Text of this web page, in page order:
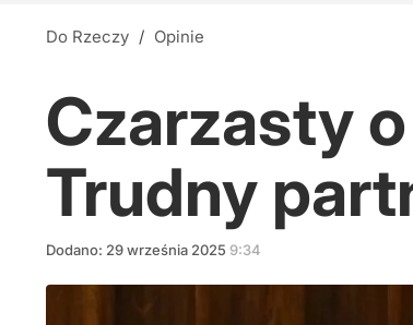
Do Rzeczy / Opinie
Czarzasty
Trudny
Dodano: 29września 2025 9:34